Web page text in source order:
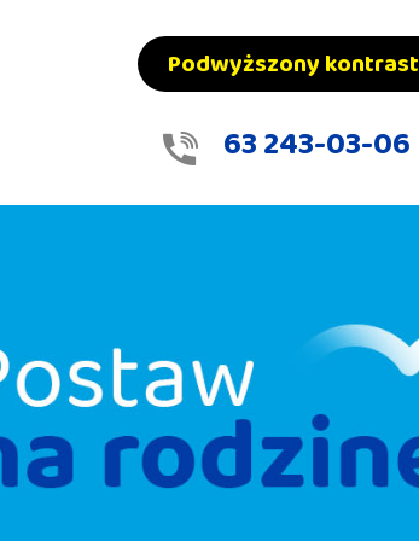
Podwyższony kontrast
63 243-03-06